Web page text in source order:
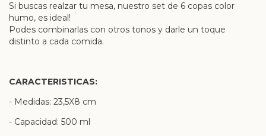
Si buscas realzar tu mesa, nuestro set de 6 copas color
humo, es ideal!
Podes combinarlas con otros tonos y darle un toque
distinto a cada comida.
CARACTERISTICAS:
- Medidas: 23,5X8 cm
- Capacidad: 500 ml